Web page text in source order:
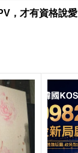
，才有資格說愛